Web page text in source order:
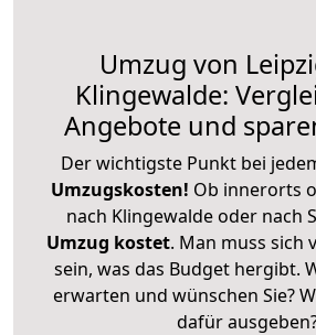
Umzug von
Klingewalde:
Angebote und
Der wichtigste Punkt bei
Umzugskosten! Ob innerorts
nach Klingewalde oder nach
Umzug kostet. Man muss sich
sein, was das Budget hergibt.
erwarten und wünschen Sie?
dafür